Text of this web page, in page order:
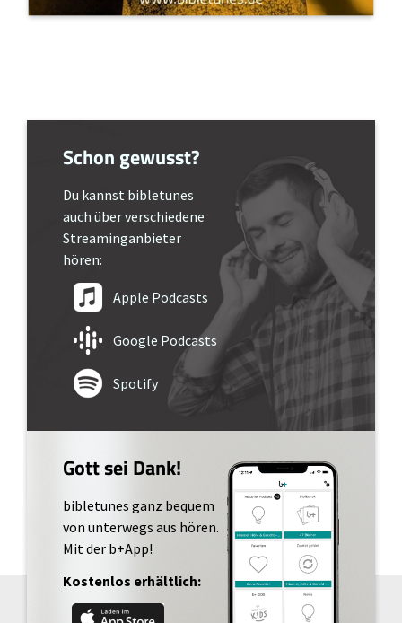
Schon gewusst?
Du kannst bibletunes
auch über verschiedene
Streaminganbieter
hören:
Apple Podcasts
Google Podcasts
Spotify
Gott sei Dank!
bibletunes ganz bequem
von unterwegs aus hören.
Mit der b+App!
Kostenlos erhältlich: